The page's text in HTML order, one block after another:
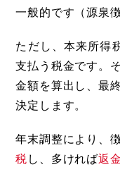
一般的です（源泉徴
ただし、本来所得
支払う税金です。
金額を算出し、最
決定します。
年末調整により、
税 し、多ければ返金